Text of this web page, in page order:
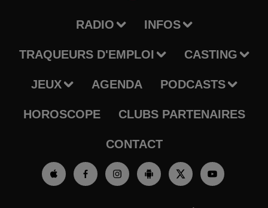
RADIO INFOS
TRAQUEURS D'EMPLOI CASTING
JEUX AGENDA PODCASTS
HOROSCOPE CLUBS PARTENAIRES
CONTACT